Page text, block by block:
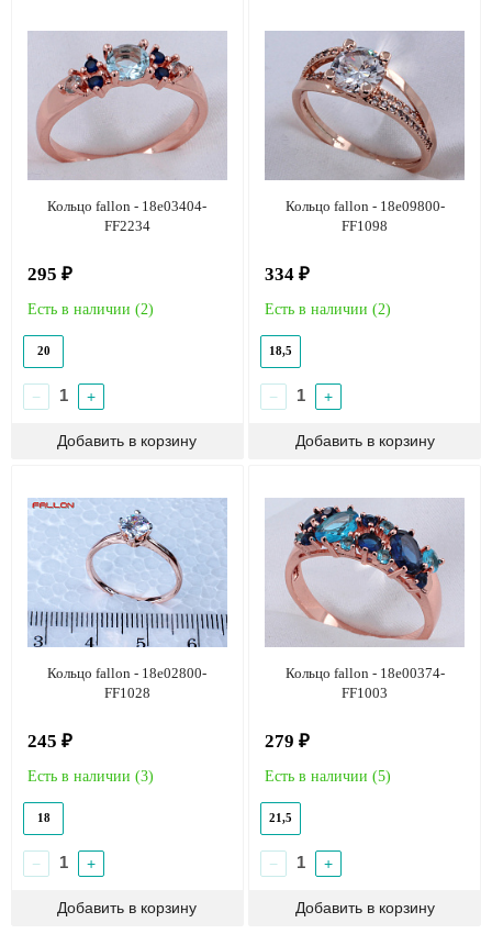
Кольцо fallon - 18e03404-
FF2234
295 ₽
Есть в наличии (2)
20
− +
Кольцо fallon - 18e09800-
FF1098
334 ₽
Есть в наличии (2)
18,5
− +
Кольцо fallon - 18e02800-
FF1028
245 ₽
Есть в наличии (3)
18
− +
Кольцо fallon - 18e00374-
FF1003
279 ₽
Есть в наличии (5)
21,5
− +